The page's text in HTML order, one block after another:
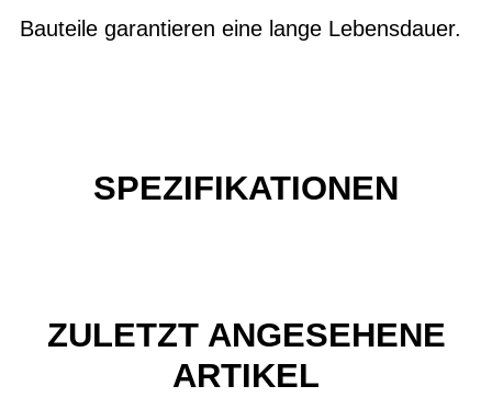
Bauteile garantieren eine lange Lebensdauer.
SPEZIFIKATIONEN
ZULETZT ANGESEHENE
ARTIKEL